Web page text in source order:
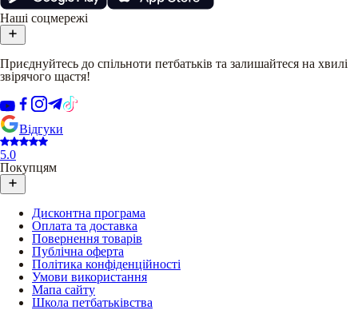
Наші соцмережі
Приєднуйтесь до спільноти петбатьків та залишайтеся на хвилі
звірячого щастя!
Відгуки
5.0
Покупцям
Дисконтна програма
Оплата та доставка
Повернення товарів
Публічна оферта
Політика конфіденційності
Умови використання
Мапа сайту
Школа петбатьківства